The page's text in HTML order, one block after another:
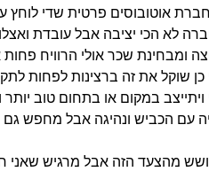
אוטובוסים פרטית שדי לוחץ
לא הכי יציבה אבל עובדת
ומבחינת שכר אולי הרוויח פחות
כן שוקל את זה ברצינות לפחות
במקום או בתחום טוב יותר
עם הכביש ונהיגה אבל מחפש
מהצעד הזה אבל מרגיש שאני